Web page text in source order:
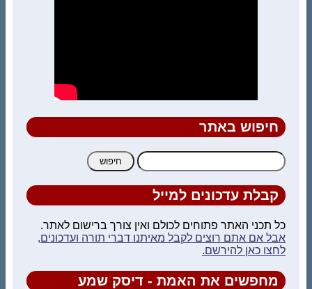
חיפוש באתר
חיפוש:
קבלת עדכונים למייל
כל תכני האתר פתוחים לכולם ואין צורך ברישום לאתר.
אבל אם אתם רוצים לקבל מאיתנו דברי תורה ועדכונים,
לחצו כאן להירשם.
מחפשים את האמת - דיסק שמע